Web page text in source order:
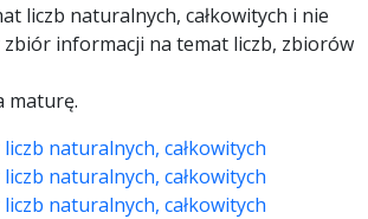
liczb naturalnych, całkowitych i nie
informacji na temat liczb, zbiorów
maturę.
naturalnych, całkowitych
naturalnych, całkowitych
naturalnych, całkowitych